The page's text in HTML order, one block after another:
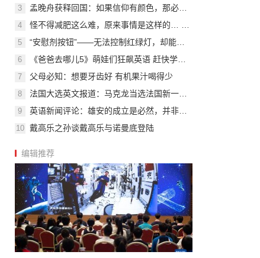
3 孟晚舟获释回国：如果信仰有颜色，那必定是中国红
4 怪不得减肥这么难，原来事情是这样的… …
5 “安慰剂按钮”——无法控制红绿灯，却能给行人带来心理安慰
6 《爸爸去哪儿5》萌娃们狂飙英语 赶快学英语吧
7 父母必知：想要牙齿好 有机果汁喝得少
8 法国大选英文报道：马克龙当选法国新一任总统
9 英语新闻评论：雄安的成立是必然，并非一时兴起
10 戴高乐之孙谈戴高乐与诺曼底登陆
编辑推荐